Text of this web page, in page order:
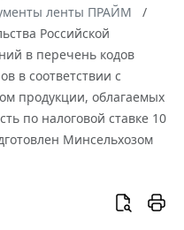
ленты ПРАЙМ
Российской
в перечень кодов
в соответствии с
продукции, облагаемых
по налоговой ставке 10
Минсельхозом